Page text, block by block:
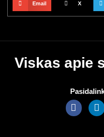
Email X
Viskas apie